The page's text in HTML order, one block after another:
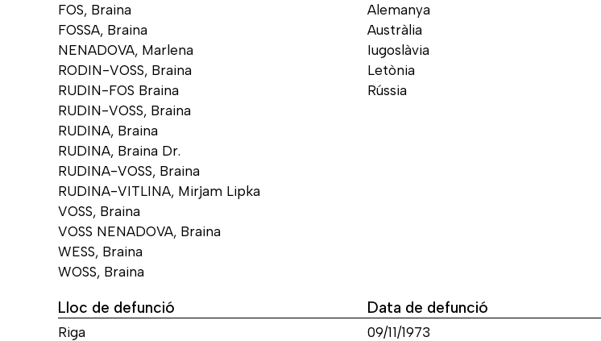
FOS, Braina
FOSSA, Braina
NENADOVA, Marlena
RODIN-VOSS, Braina
RUDIN-FOS Braina
RUDIN-VOSS, Braina
RUDINA, Braina
RUDINA, Braina Dr.
RUDINA-VOSS, Braina
RUDINA-VITLINA, Mirjam Lipka
VOSS, Braina
VOSS NENADOVA, Braina
WESS, Braina
WOSS, Braina
Alemanya
Austràlia
Iugoslàvia
Letònia
Rússia
Lloc de defunció
Riga
Data de defunció
09/11/1973